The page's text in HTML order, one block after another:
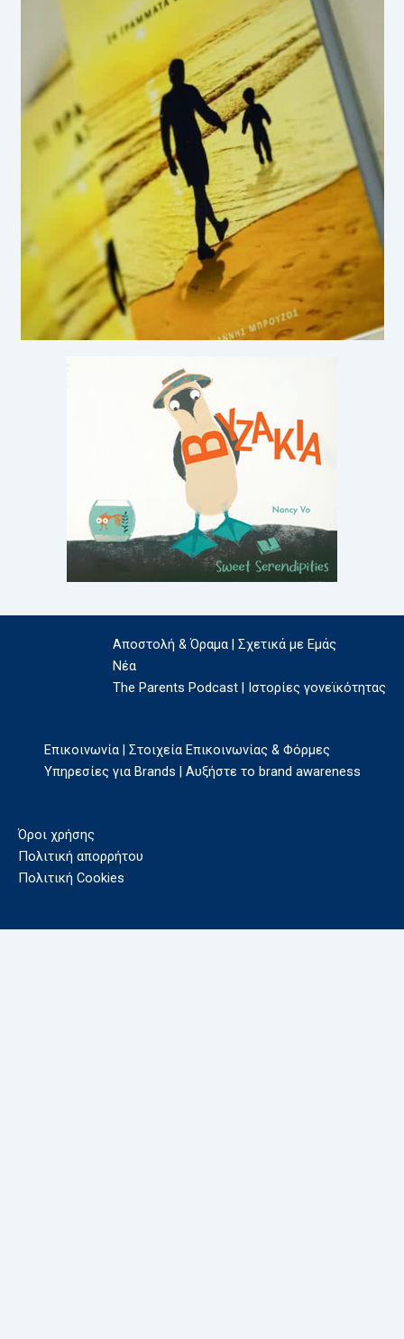
Αποστολή & Όραμα | Σχετικά με Εμάς
Νέα
The Parents Podcast | Ιστορίες γονεϊκότητας
Επικοινωνία | Στοιχεία Επικοινωνίας & Φόρμες
Υπηρεσίες για Brands | Αυξήστε το brand awareness
Όροι χρήσης
Πολιτική απορρήτου
Πολιτική Cookies